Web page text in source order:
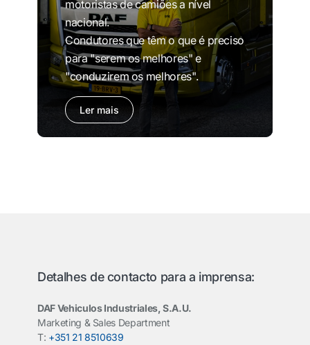
motoristas de camiões a nível
nacional.
Condutores que têm o que é preciso
para "serem os melhores" e
"conduzirem os melhores".
Ler mais
Detalhes de contacto para a imprensa:
DAF Vehiculos Industriales, S.A.U.
Marketing & Sales Department
T: +351 21 8510639